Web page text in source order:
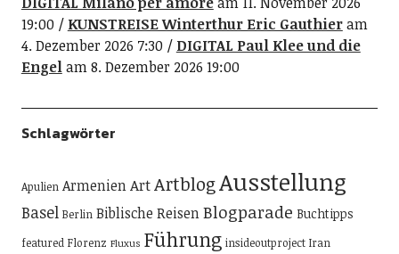
19:00
KUNSTREISE Winterthur Eric Gauthieram
4. Dezember 2026 7:30
DIGITAL Paul Klee und die
Engelam 8. Dezember 2026 19:00
Schlagwörter
Apulien ArmenienArtArtblogAusstellung
Basel Berlin Biblische ReisenBlogparade Buchtipps
featured Florenz Fluxus Führung insideoutproject Iran